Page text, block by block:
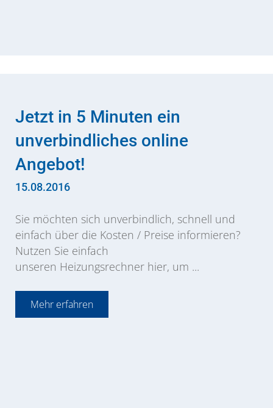
Jetzt in 5 Minuten ein
unverbindliches online
Angebot!
15.08.2016
Sie möchten sich unverbindlich, schnell und
einfach über die Kosten / Preise informieren?
Nutzen Sie einfach
unseren Heizungsrechner hier, um ...
Mehr erfahren